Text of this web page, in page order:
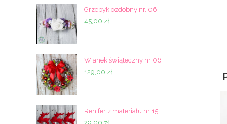
Grzebyk ozdobny nr. 06
45,00 zł
Wianek świąteczny nr 06
129,00 zł
Renifer z materiału nr 15